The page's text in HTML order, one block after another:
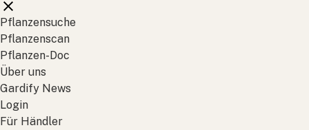
Pflanzensuche
Pflanzenscan
Pflanzen-Doc
Über uns
Gardify News
Login
Für Händler